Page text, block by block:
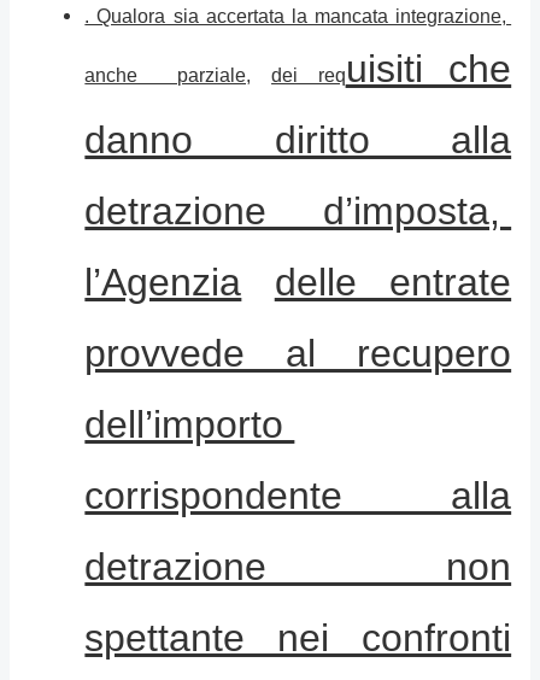
. Qualora sia accertata la mancata integrazione,
anche parziale, dei requisiti che
danno diritto alla
detrazione d’imposta,
l’Agenzia
delle entrate
provvede al recupero
dell’importo
corrispondente alla
detrazione non
spettante nei confronti